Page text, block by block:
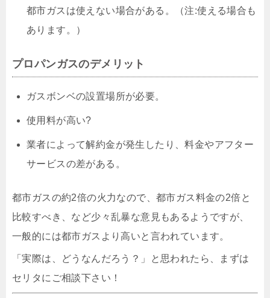
都市ガスは使えない場合がある。（注:使える場合も
あります。）
プロパンガスのデメリット
ガスボンベの設置場所が必要。
使用料が高い?
業者によって解約金が発生したり、料金やアフター
サービスの差がある。
都市ガスの約2倍の火力なので、都市ガス料金の2倍と
比較すべき、など少々乱暴な意見もあるようですが、
一般的には都市ガスより高いと言われています。
「実際は、どうなんだろう？」と思われたら、まずは
セリタにご相談下さい！